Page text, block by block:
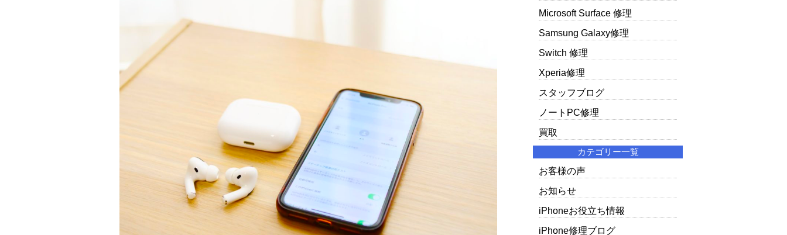
Microsoft Surface 修理
Samsung Galaxy修理
Switch 修理
Xperia修理
スタッフブログ
ノートPC修理
買取
カテゴリー一覧
お客様の声
お知らせ
iPhoneお役立ち情報
iPhone修理ブログ